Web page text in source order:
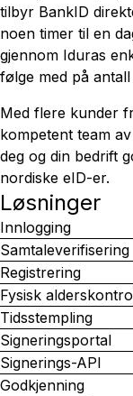
tilbyr BankID
noen timer til en
gjennom Iduras
følge med på
Med flere kunder
kompetent team
deg og din bedrift
nordiske eID-er.
Løsninger
Innlogging
Samtaleverifisering
Registrering
Fysisk
Tidsstempling
Signeringsportal
Signerings-API
Godkjenning